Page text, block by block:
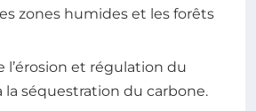
zones humides et les forêts
l’érosion et régulation du
la séquestration du carbone.